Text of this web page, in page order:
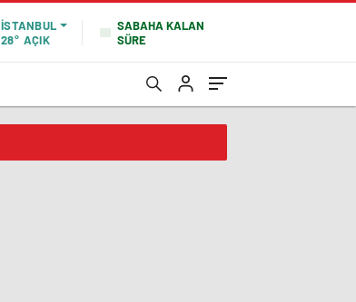
İSTANBUL
28° AÇIK
SABAHA KALAN
SÜRE